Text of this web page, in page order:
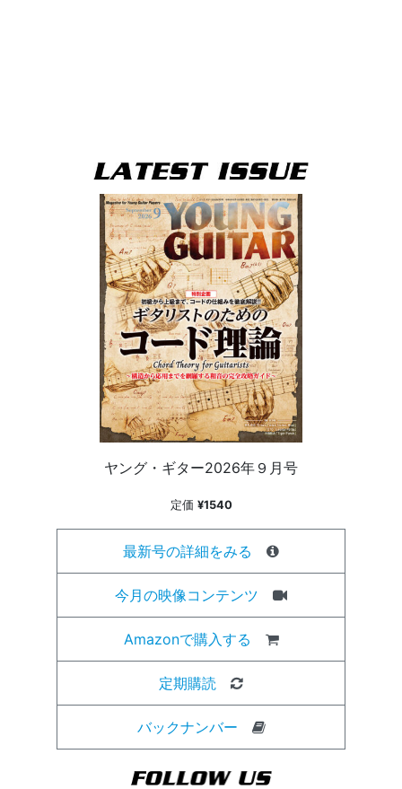
ヤング・ギター2026年９月号
定価 ¥1540
最新号の詳細をみる
今月の映像コンテンツ
Amazonで購入する
定期購読
バックナンバー